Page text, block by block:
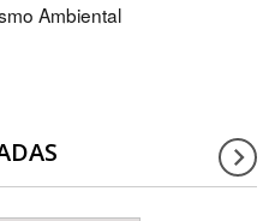
Ambiental